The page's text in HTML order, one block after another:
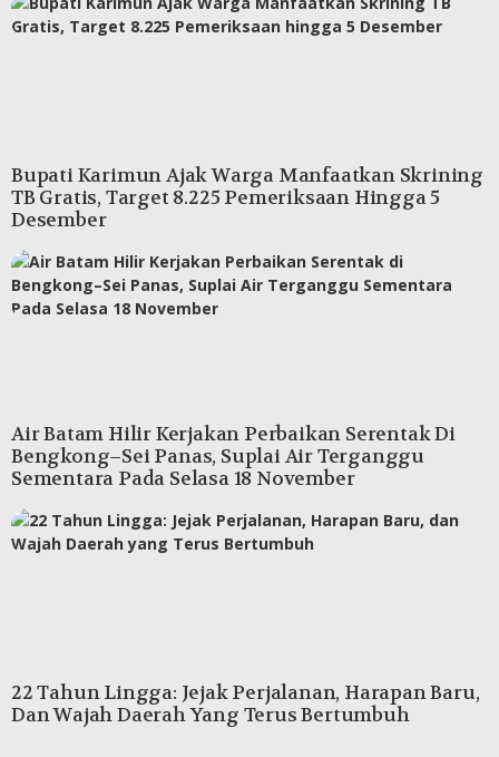
Bupati Karimun Ajak Warga Manfaatkan Skrining
TB Gratis, Target 8.225 Pemeriksaan Hingga 5
Desember
Air Batam Hilir Kerjakan Perbaikan Serentak Di
Bengkong–Sei Panas, Suplai Air Terganggu
Sementara Pada Selasa 18 November
22 Tahun Lingga: Jejak Perjalanan, Harapan Baru,
Dan Wajah Daerah Yang Terus Bertumbuh